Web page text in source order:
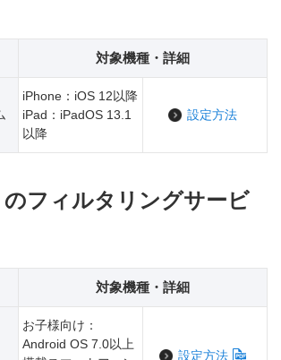
対象機種・詳細
iPhone：iOS 12以降
iPad：iPadOS 13.1
以降
設定方法
フィルタリングサービ
対象機種・詳細
お子様向け：
Android OS 7.0以上
設定方法